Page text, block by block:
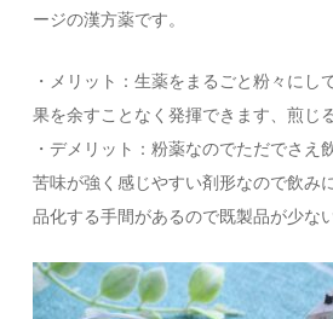
ージの漢方薬です。
・メリット：生薬をまるごと粉々にし
果を余すことなく発揮できます、煎じ
・デメリット：粉薬なのでただでさえ
苦味が強く感じやすい剤形なので飲み
品化する手間があるので既製品が少な